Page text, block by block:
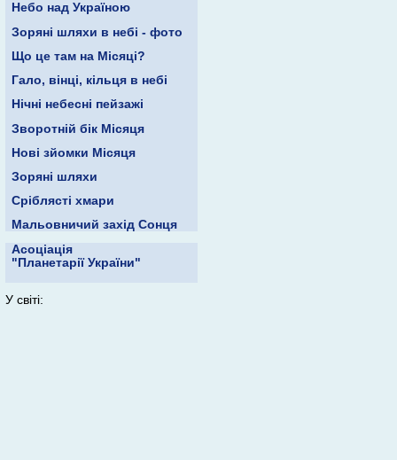
Небо над Україною
Зоряні шляхи в небі - фото
Що це там на Місяці?
Гало, вінці, кільця в небі
Нічні небесні пейзажі
Зворотній бік Місяця
Нові зйомки Місяця
Зоряні шляхи
Сріблясті хмари
Мальовничий захід Сонця
Асоціація
"Планетарії України"
У світі: